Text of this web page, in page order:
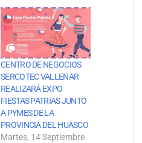
CENTRO DE NEGOCIOS
SERCOTEC VALLENAR
REALIZARÁ EXPO
FIESTAS PATRIAS JUNTO
A PYMES DE LA
PROVINCIA DEL HUASCO
Martes, 14 Septiembre